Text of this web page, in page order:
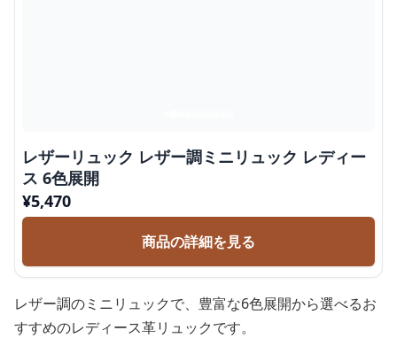
レザーリュック レザー調ミニリュック レディー
ス 6色展開
¥5,470
商品の詳細を見る
レザー調のミニリュックで、豊富な6色展開から選べるお
すすめのレディース革リュックです。